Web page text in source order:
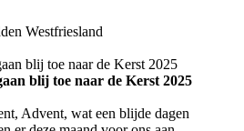
Westfriesland
blij toe naar de Kerst 2025
blij toe naar de Kerst 2025
Advent, wat een blijde dagen